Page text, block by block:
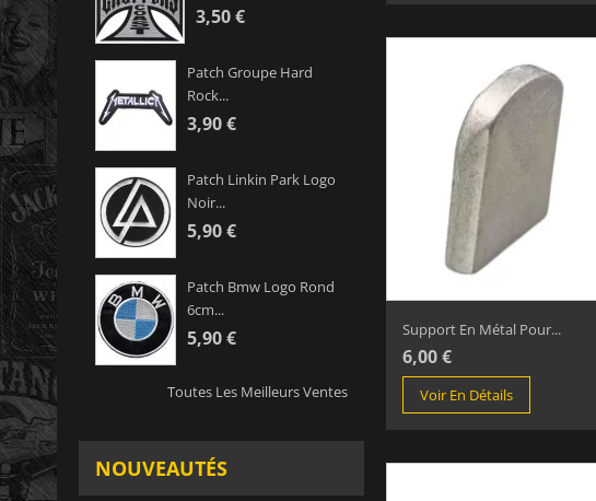
3,50 €
Patch Groupe Hard
Rock...
3,90 €
Patch Linkin Park Logo
Noir...
5,90 €
Patch Bmw Logo Rond
6cm...
5,90 €
Toutes Les Meilleurs Ventes
NOUVEAUTÉS
Support En Métal Pour...
6,00 €
Voir En Détails